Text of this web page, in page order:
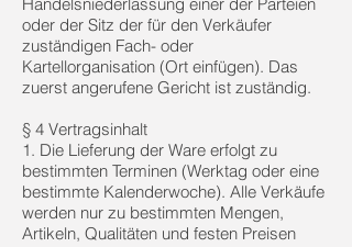
oder der Sitz der für den Verkäufer
zuständigen Fach- oder
Kartellorganisation (Ort einfügen). Das
zuerst angerufene Gericht ist zuständig.
§ 4 Vertragsinhalt
1. Die Lieferung der Ware erfolgt zu
bestimmten Terminen (Werktag oder eine
bestimmte Kalenderwoche). Alle Verkäufe
werden nur zu bestimmten Mengen,
Artikeln, Qualitäten und festen Preisen